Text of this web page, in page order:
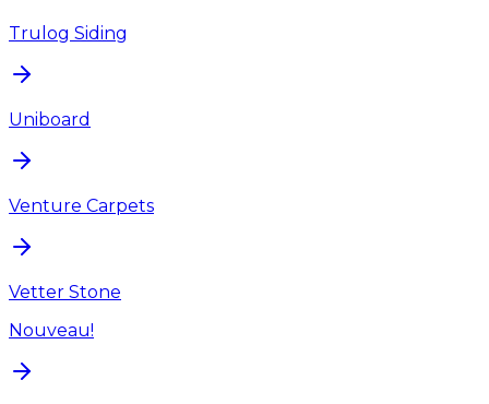
Trulog Siding
Uniboard
Venture Carpets
Vetter Stone
Nouveau!